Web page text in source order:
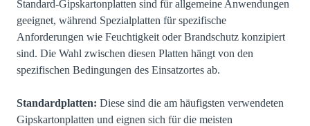
Standard-Gipskartonplatten sind für allgemeine Anwendungen
geeignet, während Spezialplatten für spezifische
Anforderungen wie Feuchtigkeit oder Brandschutz konzipiert
sind. Die Wahl zwischen diesen Platten hängt von den
spezifischen Bedingungen des Einsatzortes ab.
Standardplatten: Diese sind die am häufigsten verwendeten
Gipskartonplatten und eignen sich für die meisten